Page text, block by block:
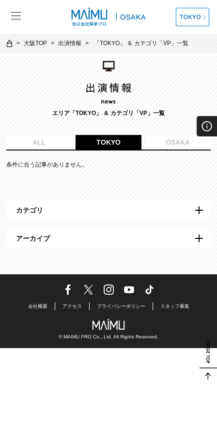
大阪TOP 出演情報 「TOKYO 」 ＆ カテゴリ「VP 」一覧
エリア「TOKYO」 ＆ カテゴリ「 VP 」一覧
ALL TOKYO OSAKA
条件に合う記事がありません。
カテゴリ
アーカイブ
会社概要 アクセス プライバシーポリシー スタッフ募集
© MAIMU PRO Co., Ltd. All Rights Reserved.